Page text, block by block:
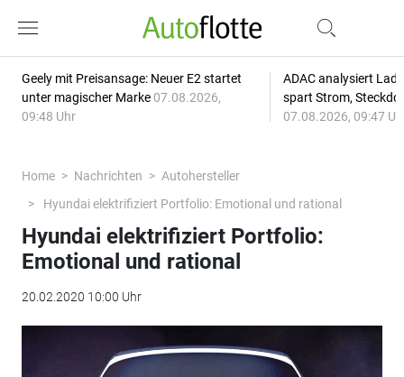
Geely mit Preisansage: Neuer E2 startet
unter magischer Marke 07.08.2026,
09:48 Uhr
ADAC analysiert
spart Strom,
07.08.2026, 09:47
Home Nachrichten
Autohersteller
Hyundai elektrifiziert Portfolio: Emotional und rational
Hyundai elektrifiziert Portfolio:
Emotional und rational
20.02.2020 10:00 Uhr